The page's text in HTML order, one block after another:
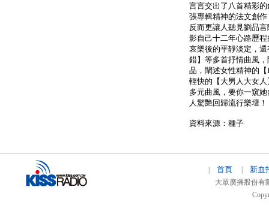
言言交出了八首精彩
張專輯精神的法文創
反而更讓人聽見劉品
影自己十二年心路歷
哀樂後的平靜淡定，
錯】等多首抒情曲風
品，闡述女性精神的
輕快的【大男人大女
多元曲風，要你一窺
人驚艷回歸流行樂壇！
資料來源：種子
首頁 新血
大眾廣播股份有